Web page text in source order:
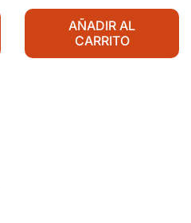
AÑADIR AL
CARRITO